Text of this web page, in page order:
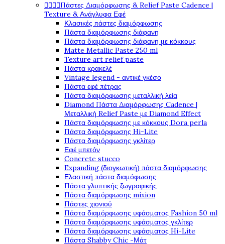
Πάστες Διαμόρφωσης & Relief Paste Cadence |
Texture & Ανάγλυφα Εφέ
Κλασικές πάστες διαμόρφωσης
Πάστα διαμόρφωσης διάφανη
Πάστα διαμόρφωσης διάφανη με κόκκους
Matte Metallic Paste 250 ml
Texture art relief paste
Πάστα κρακελέ
Vintage legend - αντικέ γκέσο
Πάστα εφέ πέτρας
Πάστα διαμόρφωσης μεταλλική λεία
Diamond Πάστα Διαμόρφωσης Cadence |
Μεταλλική Relief Paste με Diamond Effect
Πάστα διαμόρφωσης με κόκκους Dora perla
Πάστα διαμόρφωσης Hi-Lite
Πάστα διαμόρφωσης γκλίτερ
Εφέ μπετόν
Concrete stucco
Expanding (διογκωτική) πάστα διαμόρφωσης
Ελαστική πάστα διαμόφωσης
Πάστα γλυπτικής ζωγραφικής
Πάστα διαμόρφωσης mixion
Πάστες χιονιού
Πάστα διαμόρφωσης υφάσματος Fashion 50 ml
Πάστα διαμόρφωσης υφάσματος γκλίτερ
Πάστα διαμόρφωσης υφάσματος Hi-Lite
Πάστα Shabby Chic -Μάτ